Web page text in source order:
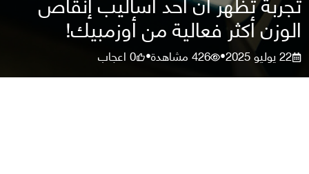
الوزن أكثر فعالية من أوزمبيك!
22 يوليو 2025 •
426مشاهدة•
0اعجاب